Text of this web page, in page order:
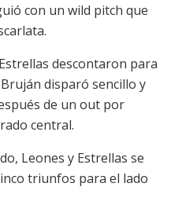
con un wild pitch que
descontaron para
disparó sencillo y
de un out por
central.
Leones y Estrellas se
triunfos para el lado